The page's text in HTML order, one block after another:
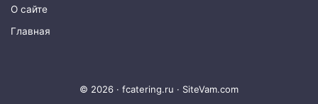
О сайте
Главная
© 2026 · fcatering.ru · SiteVam.com